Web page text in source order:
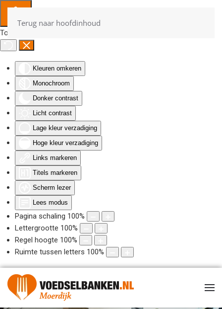
Toegankelijkheid
Kleuren omkeren
Monochroom
Donker contrast
Licht contrast
Lage kleur verzadiging
Hoge kleur verzadiging
Links markeren
Titels markeren
Scherm lezer
Lees modus
Pagina schaling 100%
Lettergrootte 100%
Regel hoogte 100%
Ruimte tussen letters 100%
Terug naar hoofdinhoud